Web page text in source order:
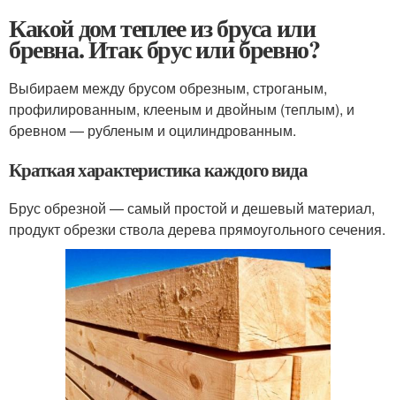
Какой дом теплее из бруса или
бревна. Итак брус или бревно?
Выбираем между брусом обрезным, строганым,
профилированным, клееным и двойным (теплым), и
бревном — рубленым и оцилиндрованным.
Краткая характеристика каждого вида
Брус обрезной — самый простой и дешевый материал,
продукт обрезки ствола дерева прямоугольного сечения.